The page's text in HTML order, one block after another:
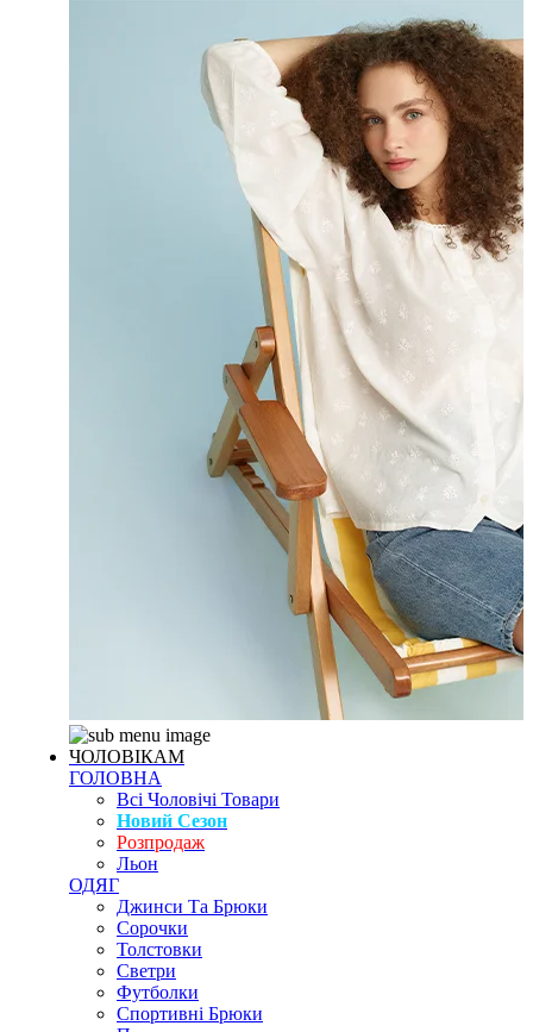
ЧОЛОВІКАМ
ГОЛОВНА
Всі Чоловічі Товари
Новий Сезон
Розпродаж
Льон
ОДЯГ
Джинси Та Брюки
Сорочки
Толстовки
Светри
Футболки
Спортивні Брюки